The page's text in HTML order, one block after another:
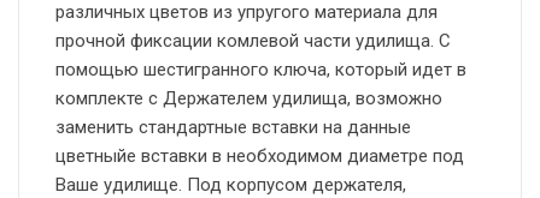
различных цветов из упругого материала для
прочной фиксации комлевой части удилища. С
помощью шестигранного ключа, который идет в
комплекте с Держателем удилища, возможно
заменить стандартные вставки на данные
цветныйе вставки в необходимом диаметре под
Ваше удилище. Под корпусом держателя,